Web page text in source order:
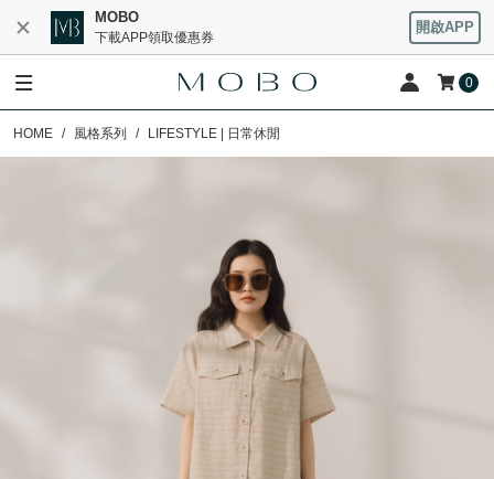
MOBO
下載APP領取優惠券
開啟APP
0
HOME 風格系列 LIFESTYLE | 日常休閒